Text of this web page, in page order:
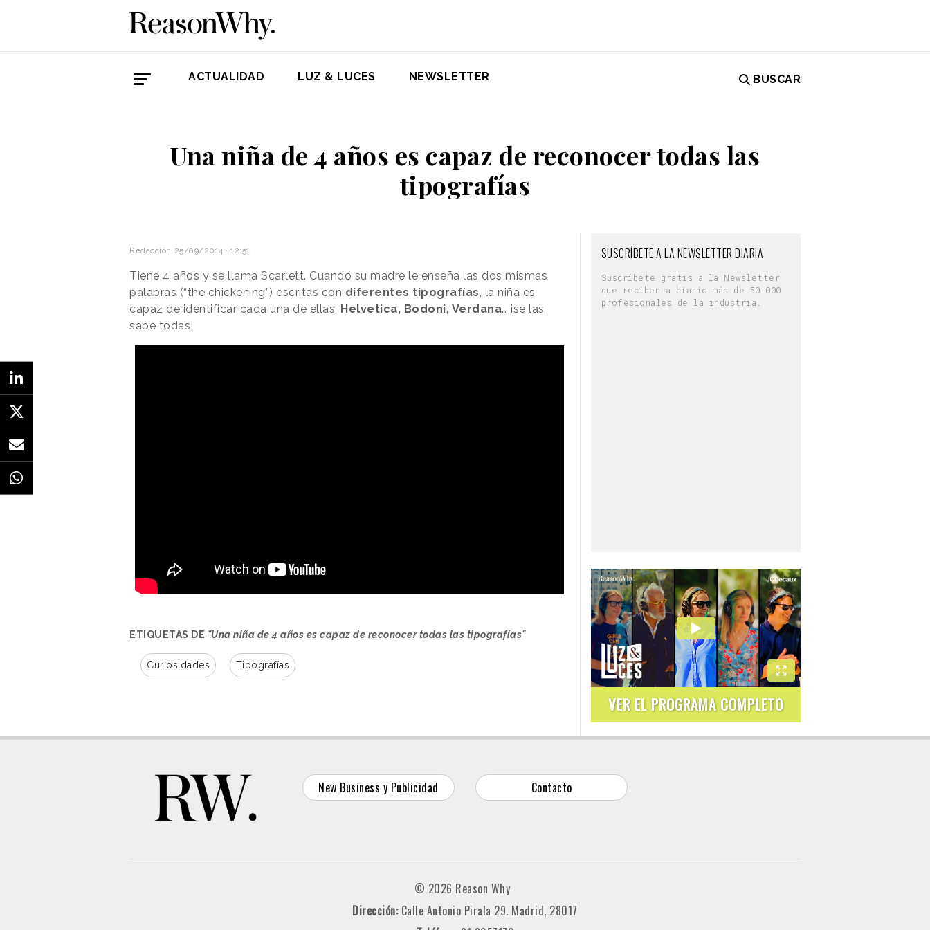
ACTUALIDAD LUZ & LUCES NEWSLETTER BUSCAR
Una niña de 4 años es capaz de reconocer todas las
tipografías
Redacción 25/09/2014 · 12:51
Tiene 4 años y se llama Scarlett. Cuando su madre le enseña las dos mismas
palabras (“the chickening”) escritas con diferentes tipografías , la niña es
capaz de identificar cada una de ellas. Helvetica, Bodoni, Verdana… ¡se las
sabe todas!
ETIQUETAS DE "Una niña de 4 años es capaz de reconocer todas las tipografías"
Curiosidades Tipografías
SUSCRÍBETE A LA NEWSLETTER DIARIA
Suscríbete gratis a la Newsletter
que reciben a diario más de 50.000
profesionales de la industria.
VER EL PROGRAMA COMPLETO
New Business y Publicidad Contacto
© 2026 Reason Why
Dirección: Calle Antonio Pirala 29. Madrid, 28017